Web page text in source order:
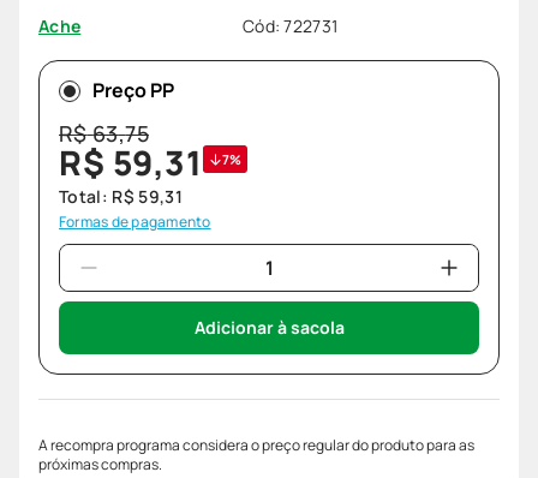
Ache Cód:722731
Preço PP
R$63,75
R$ 59,31 7%
Total: R$ 59,31
Formas de pagamento
Adicionar à sacola
A recompra programa considera o preço regular do produto para as
próximas compras.